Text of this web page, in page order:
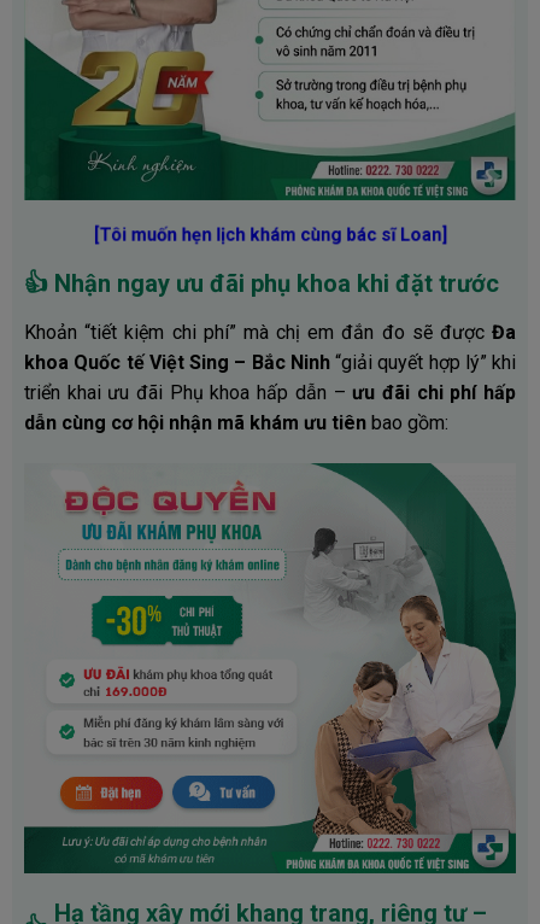
[Tôi muốn hẹn lịch khám cùng bác sĩ Loan]
👍 Nhận ngay ưu đãi phụ khoa khi đặt trước
Khoản “tiết kiệm chi phí” mà chị em đắn đo sẽ được Đa
khoa Quốc tế Việt Sing – Bắc Ninh“giải quyết hợp lý” khi
triển khai ưu đãi Phụ khoa hấp dẫn – ưu đãi chi phí hấp
dẫn cùng cơ hội nhận mã khám ưu tiên bao gồm:
Hạ tầng xây mới khang trang, riêng tư –